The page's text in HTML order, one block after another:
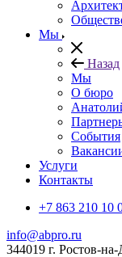
Мы
Назад
Мы
О бюро
События
Услуги
Контакты
+7 863 210 10
info@abpro.ru
344019 г. Ростов-